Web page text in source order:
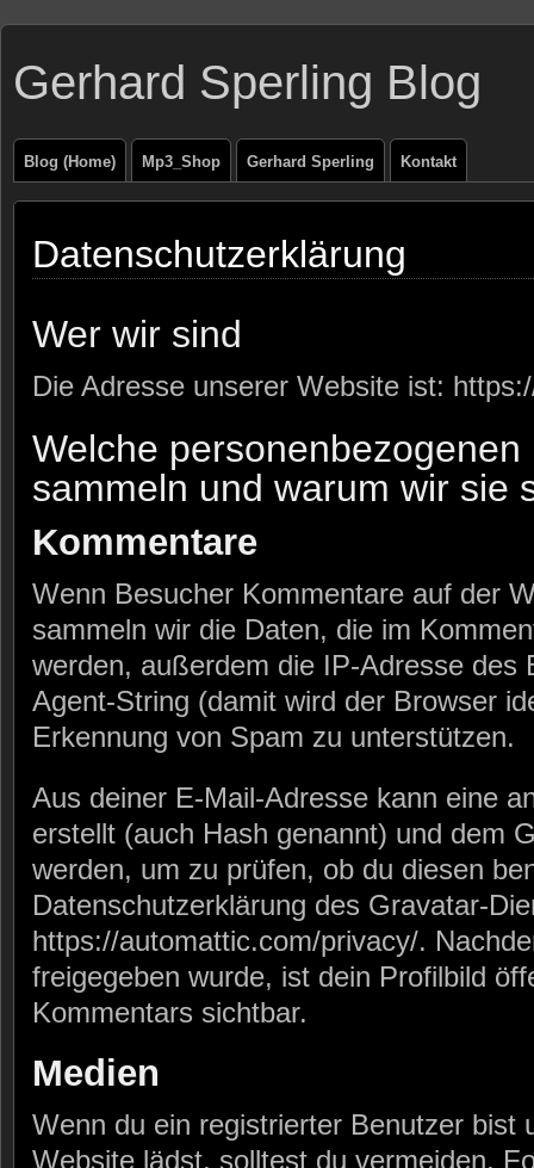
Gerhard Sperling Blog
Blog (Home) Mp3_Shop Gerhard Sperling Kontakt
Datenschutzerklärung
Wer wir sind
Die Adresse unserer Website ist:
Welche personenbezogenen
sammeln und warum wir sie
Kommentare
Wenn Besucher Kommentare auf der
sammeln wir die Daten, die im
werden, außerdem die IP-Adresse des
Agent-String (damit wird der Browser
Erkennung von Spam zu unterstützen.
Aus deiner E-Mail-Adresse kann eine
erstellt (auch Hash genannt) und dem
werden, um zu prüfen, ob du diesen
Datenschutzerklärung des Gravatar-
https://automattic.com/privacy/.
freigegeben wurde, ist dein Profilbild
Kommentars sichtbar.
Medien
Wenn du ein registrierter Benutzer bist
Website lädst, solltest du vermeiden,